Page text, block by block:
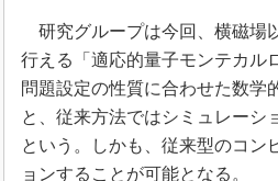
研究グループは今回、横磁場
行える「適応的量子モンテカル
問題設定の性質に合わせた数学
と、従来方法ではシミュレーシ
という。しかも、従来型のコン
ョンすることが可能となる。